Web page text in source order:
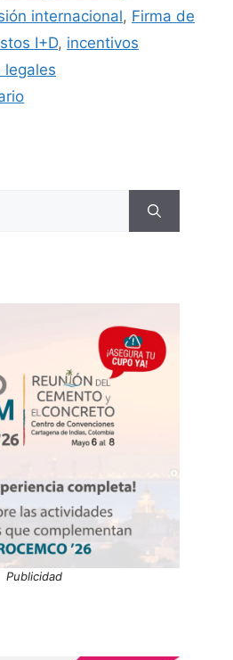
internacional, Firma de
I+D, incentivos
legales
Publicidad